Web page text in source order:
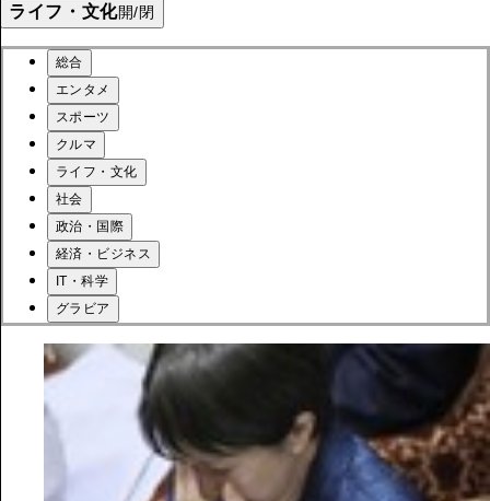
ライフ・文化開/閉
総合
エンタメ
スポーツ
クルマ
ライフ・文化
社会
政治・国際
経済・ビジネス
IT・科学
グラビア